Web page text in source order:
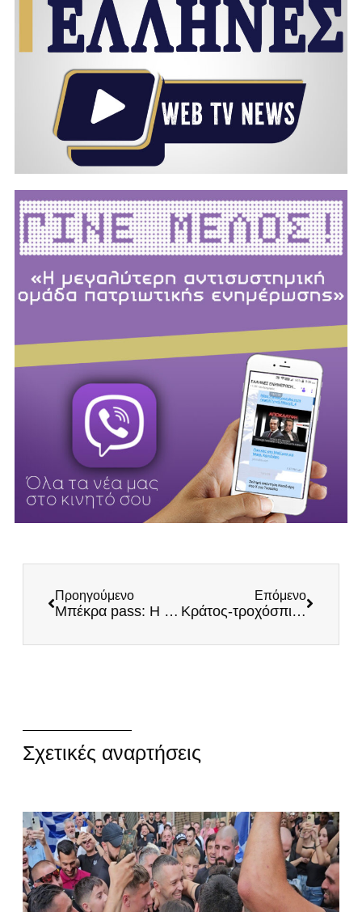
Προηγούμενο
Mπέκρα pass: Η δικαίωση των βαρελοφρόνων με υπογραφή Κυρανάκη
Επόμενο
Κράτος-τροχόσπιτο: Η ΝΔ νομοθετεί στο πόδι και κάνει πίσω μόλις «φωνάξει» ο κόσμος
Σχετικές αναρτήσεις